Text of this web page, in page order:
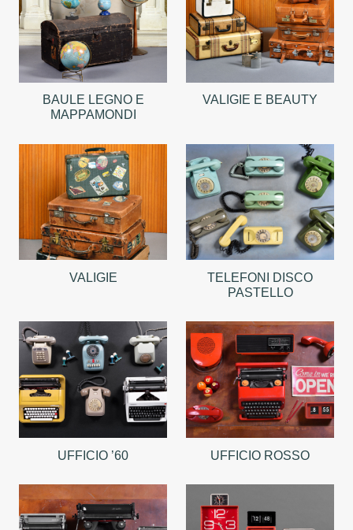
BAULE LEGNO E
MAPPAMONDI
VALIGIE E BEAUTY
VALIGIE
TELEFONI DISCO
PASTELLO
UFFICIO ’60 UFFICIO ROSSO